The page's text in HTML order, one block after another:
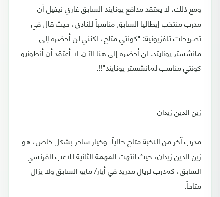
ومع ذلك، لا يعتقد مدافع يونايتد السابق غاري نيفيل أن
مدرب منتخب إيطاليا السابق مناسباً للنادي، حيث قال في
تصريحات تلفزيونية: "كونتي متاح، لكنني لن أحضره إلى
مانشستر يونايتد. لن أحضره إلى هنا الآن. لا أعتقد أن أنطونيو
كونتي مناسب لمانشستر يونايتد"!!.
زين الدين زيدان
مدرب آخر من النخبة متاح حالياً، وخيار ساحر بشكل خاص، هو
زين الدين زيدان، حيث انتهت المهمة الثانية للاعب الفرنسي
السابق، كمدرب لريال مدريد في أيار/ مايو السابق ولا يزال
متاحاً.